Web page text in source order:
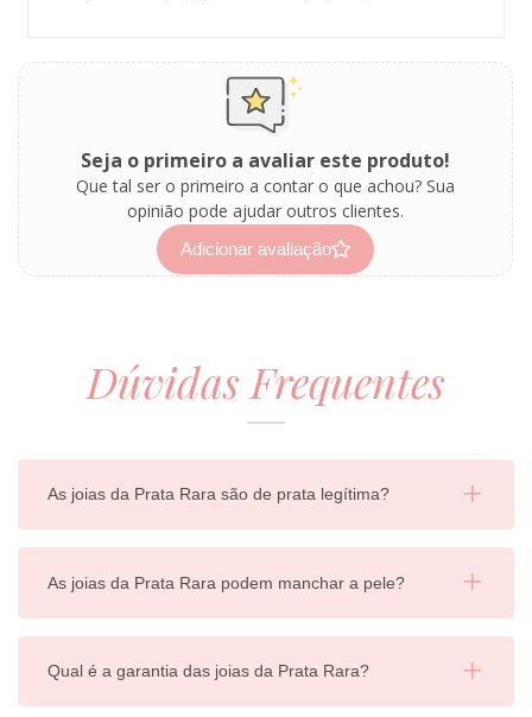
Seja o primeiro a avaliar este produto!
Que tal ser o primeiro a contar o que achou? Sua
opinião pode ajudar outros clientes.
Adicionar avaliação
Dúvidas Frequentes
As joias da Prata Rara são de prata legítima?
As joias da Prata Rara podem manchar a pele?
Qual é a garantia das joias da Prata Rara?